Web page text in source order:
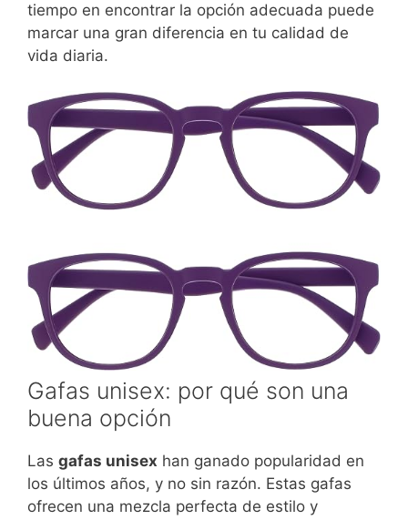
tiempo en encontrar la opción adecuada puede
marcar una gran diferencia en tu calidad de
vida diaria.
Gafas unisex: por qué son una
buena opción
Las gafas unisex han ganado popularidad en
los últimos años, y no sin razón. Estas gafas
ofrecen una mezcla perfecta de estilo y